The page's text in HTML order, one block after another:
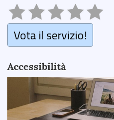
Vota il servizio!
Accessibilità